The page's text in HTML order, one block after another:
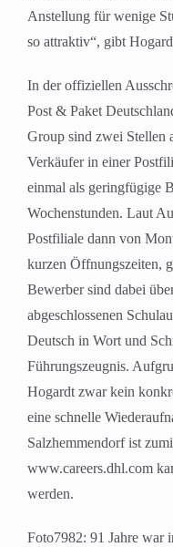
Anstellung für wenige
so attraktiv“, gibt
In der offiziellen
Post & Paket
Group sind zwei Stellen
Verkäufer in einer
einmal als geringfügige
Wochenstunden. Laut
Postfiliale dann von
kurzen Öffnungszeiten,
Bewerber sind dabei
abgeschlossenen
Deutsch in Wort und
Führungszeugnis.
Hogardt zwar kein
eine schnelle
Salzhemmendorf ist
www.careers.dhl.com
werden.
Foto7982: 91 Jahre war